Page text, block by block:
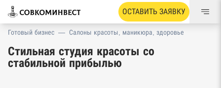
ОСТАВИТЬ ЗАЯВКУ
Готовый бизнес — Салоны красоты, маникюра, здоровье
Стильная студия красоты со
стабильной прибылью